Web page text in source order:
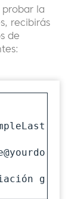
la
recibirás
de
g